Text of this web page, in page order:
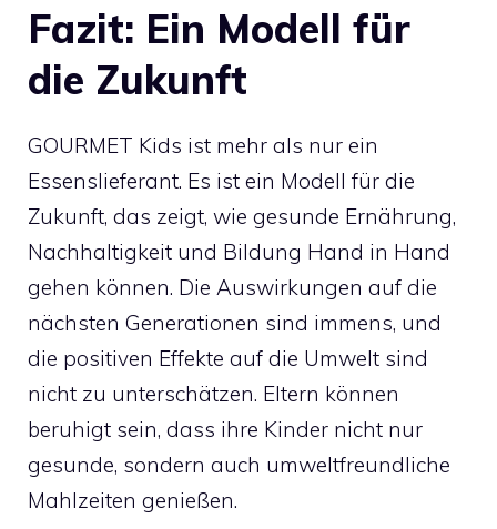
Fazit: Ein Modell für
die Zukunft
GOURMET Kids ist mehr als nur ein
Essenslieferant. Es ist ein Modell für die
Zukunft, das zeigt, wie gesunde Ernährung,
Nachhaltigkeit und Bildung Hand in Hand
gehen können. Die Auswirkungen auf die
nächsten Generationen sind immens, und
die positiven Effekte auf die Umwelt sind
nicht zu unterschätzen. Eltern können
beruhigt sein, dass ihre Kinder nicht nur
gesunde, sondern auch umweltfreundliche
Mahlzeiten genießen.